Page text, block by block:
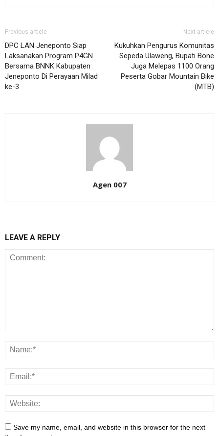
Previous article
DPC LAN Jeneponto Siap
Laksanakan Program P4GN
Bersama BNNK Kabupaten
Jeneponto Di Perayaan Milad
ke-3
Next article
Kukuhkan Pengurus Komunitas
Sepeda Ulaweng, Bupati Bone
Juga Melepas 1100 Orang
Peserta Gobar Mountain Bike
(MTB)
Agen 007
LEAVE A REPLY
Save my name, email, and website in this browser for the next